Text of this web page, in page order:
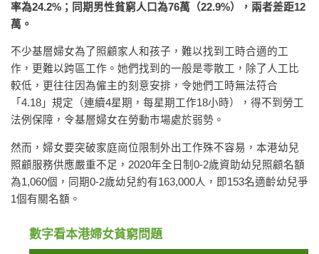
率為24.2%；同期男性貧窮人口為76萬（22.9%），兩者差距12
萬。
不少基層婦女為了照顧家人和孩子，難以找到工時合適的工
作，更難以跨區工作。她們找到的一般是零散工，除了人工比
較低，更往往因為僱主的刻意安排，令她們工時無法符合
「4.18」規定（連續4星期，每星期工作18小時），得不到勞工
法例保障，令基層婦女在勞動市場處於弱勢。
然而，婦女要突破家庭崗位限制外出工作殊不容易，本港幼兒
照顧服務供應嚴重不足，2020年全日制0-2歲資助幼兒照顧名額
為1,060個，同期0-2歲幼兒約有163,000人，即153名適齡幼兒爭
1個有關名額。
數字看本港婦女貧窮問題